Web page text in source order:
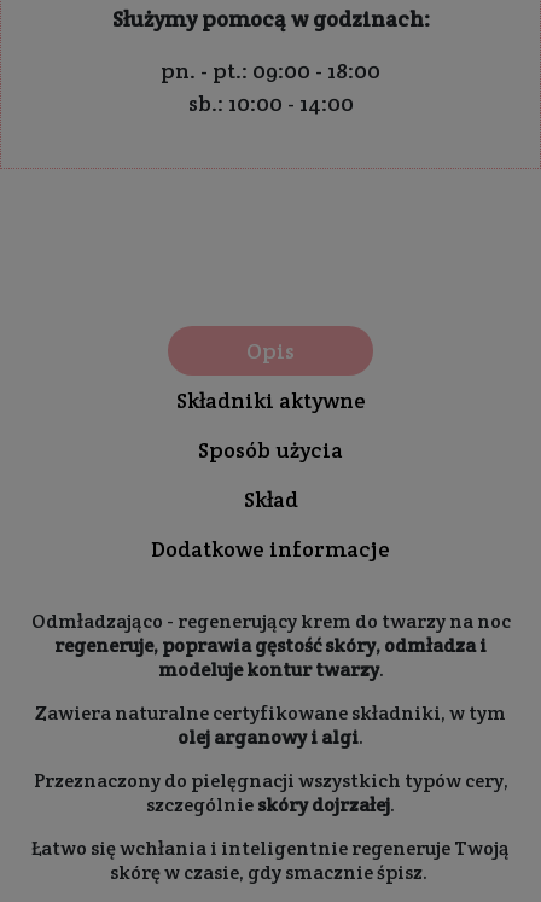
Służymy pomocą w godzinach:
pn. - pt.: 09:00 - 18:00
sb.: 10:00 - 14:00
Opis
Składniki aktywne
Sposób użycia
Skład
Dodatkowe informacje
Odmładzająco - regenerujący krem do twarzy na noc
regeneruje, poprawia gęstość skóry, odmładza i
modeluje kontur twarzy.
Zawiera naturalne certyfikowane składniki, w tym
olej arganowy i algi.
Przeznaczony do pielęgnacji wszystkich typów cery,
szczególnieskóry dojrzałej.
Łatwo się wchłania i inteligentnie regeneruje Twoją
skórę w czasie, gdy smacznie śpisz.